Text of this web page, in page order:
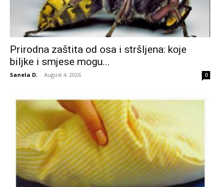
Prirodna zaštita od osa i stršljena: koje
biljke i smjese mogu...
Sanela D. - August 4, 2026 0